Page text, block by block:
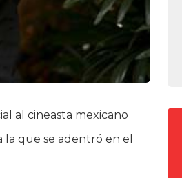
al cineasta mexicano
que se adentró en el